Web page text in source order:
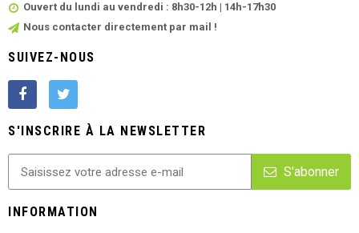
Ouvert du lundi au vendredi : 8h30-12h | 14h-17h30
Nous contacter directement par mail !
SUIVEZ-NOUS
S'INSCRIRE À LA NEWSLETTER
S'abonner
INFORMATION